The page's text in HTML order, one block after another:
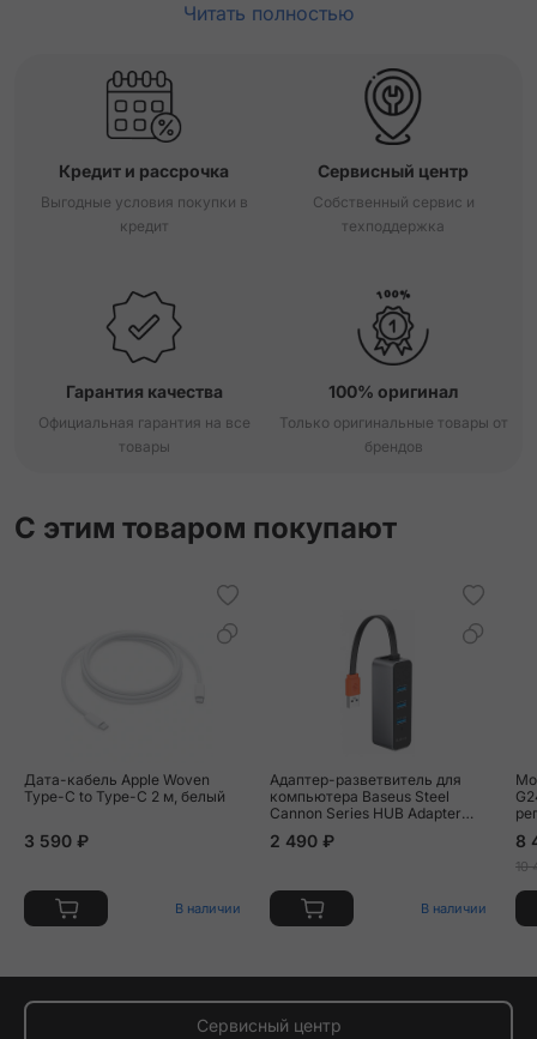
Читать полностью
Кредит и рассрочка
Выгодные условия покупки в
кредит
Сервисный центр
Собственный сервис и
техподдержка
Гарантия качества
Официальная гарантия на все
товары
100% оригинал
Только оригинальные товары от
брендов
С этим товаром покупают
Дата-кабель Apple Woven
Type-C to Type-C 2 м, белый
3 590 ₽
В наличии
Адаптер-разветвитель для
компьютера Baseus Steel
Cannon Series HUB Adapter
2 490 ₽
В наличии
8
10
Сервисный центр